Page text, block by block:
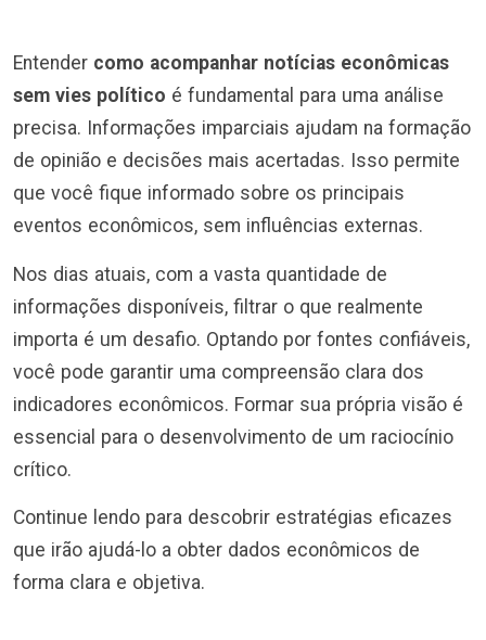
Entender como acompanhar notícias econômicas
sem vies político é fundamental para uma análise
precisa. Informações imparciais ajudam na formação
de opinião e decisões mais acertadas. Isso permite
que você fique informado sobre os principais
eventos econômicos, sem influências externas.
Nos dias atuais, com a vasta quantidade de
informações disponíveis, filtrar o que realmente
importa é um desafio. Optando por fontes confiáveis,
você pode garantir uma compreensão clara dos
indicadores econômicos. Formar sua própria visão é
essencial para o desenvolvimento de um raciocínio
crítico.
Continue lendo para descobrir estratégias eficazes
que irão ajudá-lo a obter dados econômicos de
forma clara e objetiva.